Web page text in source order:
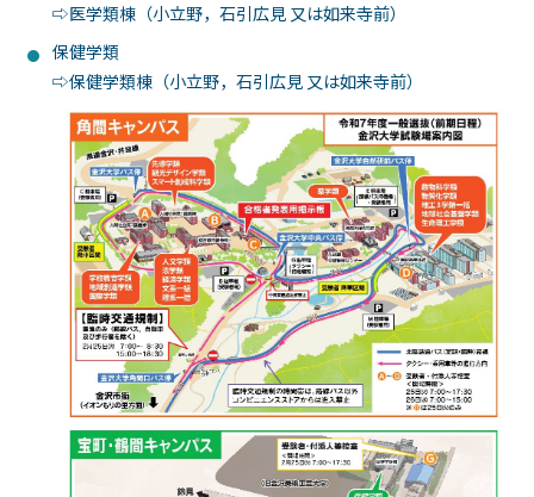
⇨医学類棟（小立野，石引広見 又は如来寺前）
保健学類
⇨保健学類棟（小立野，石引広見 又は如来寺前）